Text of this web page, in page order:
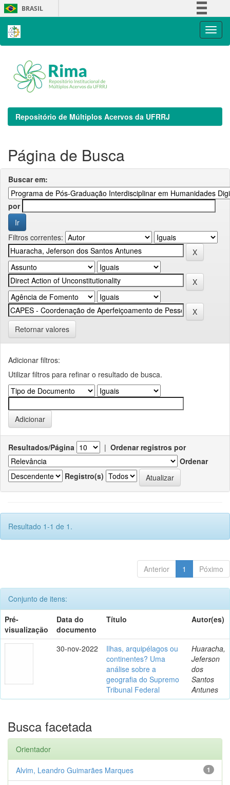
Skip
navigation
BRASIL
Repositório de Múltiplos Acervos da UFRRJ
Página de Busca
Buscar em:
por
Filtros correntes:
Retornar valores
Adicionar filtros:
Utilizar filtros para refinar o resultado de busca.
Resultados/Página | Ordenar registros por
Ordenar
Registro(s)
Resultado 1-1 de 1.
Anterior 1 Póximo
Conjunto de itens:
Pré-
visualização
Data do
documento
Título Autor(es)
30-nov-2022
Ilhas, arquipélagos ou
continentes? Uma
análise sobre a
geografia do Supremo
Tribunal Federal
Huaracha,
Jeferson
dos
Santos
Antunes
Busca facetada
Orientador
1
Alvim, Leandro Guimarães Marques